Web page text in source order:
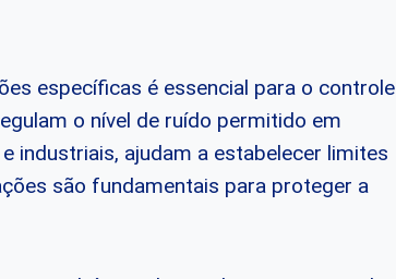
específicas é essencial para o controle
o nível de ruído permitido em
industriais, ajudam a estabelecer limites
são fundamentais para proteger a